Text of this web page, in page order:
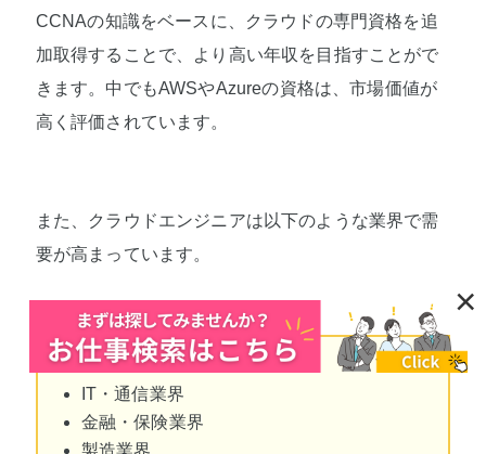
CCNAの知識をベースに、クラウドの専門資格を追
加取得することで、より高い年収を目指すことがで
きます。中でもAWSやAzureの資格は、市場価値が
高く評価されています。
また、クラウドエンジニアは以下のような業界で需
要が高まっています。
IT・通信業界
金融・保険業界
×